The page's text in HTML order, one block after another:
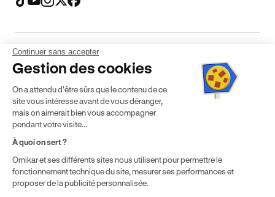
Mentions légales CGV CGU Politique de confidentialité
* Détail des conditions de nos offres
localisation géographique et du type de formules que vous
achetez comme détaillé dans nosConditions Générales de
Vente.
Continuer sans accepter
Gestion des cookies
On a attendu d'être sûrs que le contenu de ce
site vous intéresse avant de vous déranger,
mais on aimerait bien vous accompagner
pendant votre visite...
À quoi on sert ?
Ornikar et ses différents sites nous utilisent pour permettre le
fonctionnement technique du site, mesurer ses performances et
proposer de la publicité personnalisée.